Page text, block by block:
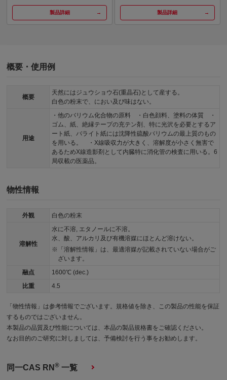
製品詳細 製品詳細
概要・使用例
概要
天然にはジュウショウ石(重晶石)として産する。
白色の粉末で、におい及び味はない。
用途
・他のバリウム化合物の原料 ・白色顔料、塗料の体質 ・
ゴム、紙、絶縁テープの充テン剤、特に光沢を必要とするア
ート紙、バライト紙には沈降性硫酸バリウムの最上質のもの
を用いる。 ・X線吸収力が大きく、溶解度が小さく無害で
あるためX線造影剤として内臓特に消化管の検査に用いる。6
局収載の医薬品。
物性情報
外観 白色の粉末
溶解性
水に不溶, エタノールに不溶。
水、酸、アルカリ及び有機溶媒にほとんど溶けない。
「溶解性情報」は、最適溶媒が記載されていない場合がご
ざいます。
融点
1600℃ (dec.)
比重
4.5
「物性情報」は参考情報でございます。規格値を除き、この製品の性能を保証
するものではございません。
本製品の品質及び性能については、本品の製品規格書をご確認ください。
なお目的のご研究に対しましては、予備検討を行う事をお勧めします。
同一CAS RN® 一覧